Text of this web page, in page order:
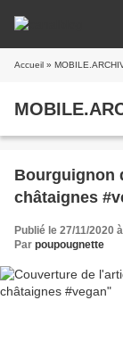
Accueil »
Bourguignon
châtaignes
Publié le 27/11/2020
Par poupougnette